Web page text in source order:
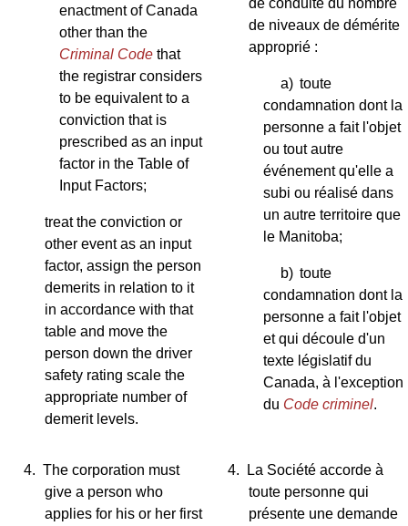
enactment of Canada
other than the
Criminal Code that
the registrar considers
to be equivalent to a
conviction that is
prescribed as an input
factor in the Table of
Input Factors;
treat the conviction or
other event as an input
factor, assign the person
demerits in relation to it
in accordance with that
table and move the
person down the driver
safety rating scale the
appropriate number of
demerit levels.
de niveaux de démérite
approprié :
a) toute
condamnation dont la
personne a fait l'objet
ou tout autre
événement qu'elle a
subi ou réalisé dans
un autre territoire que
le Manitoba;
b) toute
condamnation dont la
personne a fait l'objet
et qui découle d'un
texte législatif du
Canada, à l'exception
du Code criminel.
4. The corporation must
give a person who
applies for his or her first
4.
La Société accorde à
toute personne qui
présente une demande